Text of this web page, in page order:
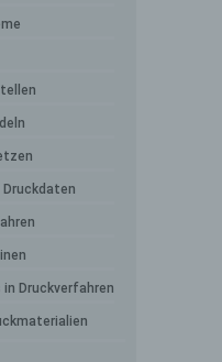
Druckdaten
Druckverfahren